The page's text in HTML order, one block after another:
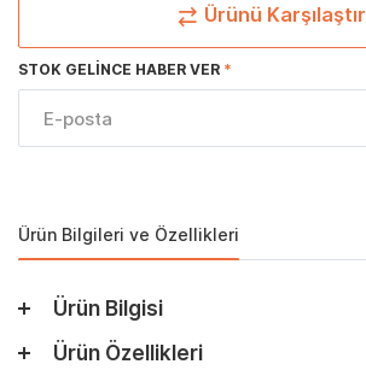
Ürünü Karşılaştır
STOK GELINCE HABER VER
Ürün Bilgileri ve Özellikleri
Ürün Bilgisi
Ürün Özellikleri